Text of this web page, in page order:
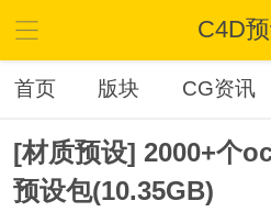
C4D
首页 版块 CG资讯
[材质预设] 2000+个
预设包(10.35GB)